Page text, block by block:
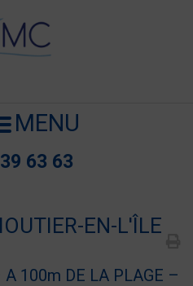
MENU
63 63
EN-L'ÎLE
100m DE LA PLAGE –